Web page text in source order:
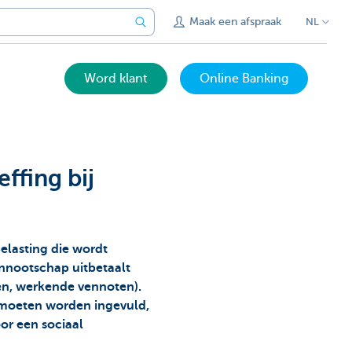
Maak een afspraak NL
Word klant Online Banking
bij
die wordt
uitbetaalt
werkende vennoten).
worden ingevuld,
een sociaal